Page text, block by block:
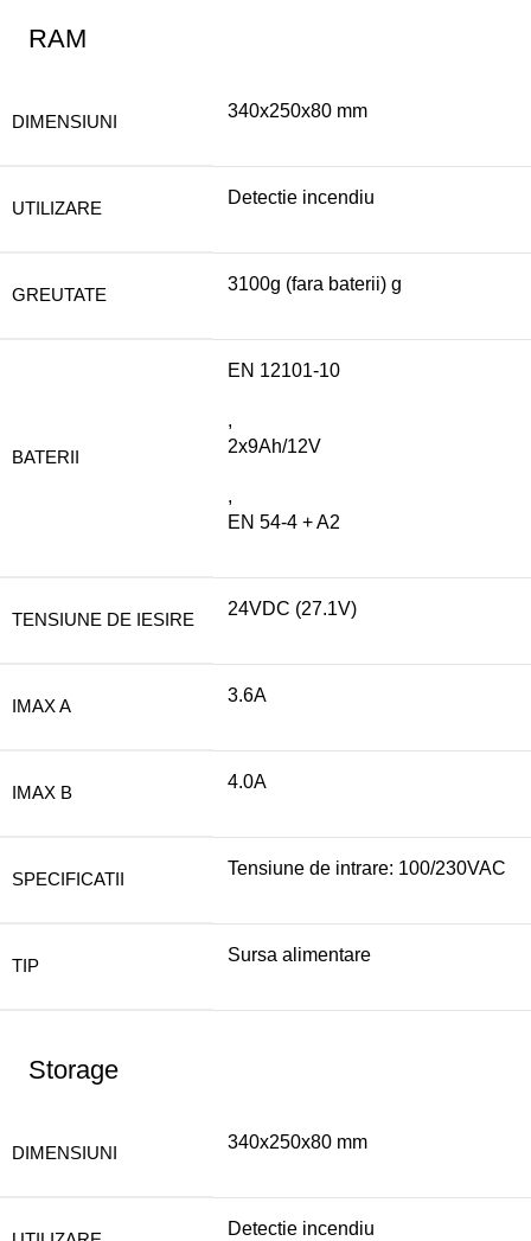
RAM
DIMENSIUNI
340x250x80 mm
UTILIZARE
Detectie incendiu
GREUTATE
3100g (fara baterii) g
BATERII
EN 12101-10
,
2x9Ah/12V
,
EN 54-4 + A2
TENSIUNE DE IESIRE
24VDC (27.1V)
IMAX A
3.6A
IMAX B
4.0A
SPECIFICATII
Tensiune de intrare: 100/230VAC
TIP
Sursa alimentare
Storage
DIMENSIUNI
340x250x80 mm
Detectie incendiu